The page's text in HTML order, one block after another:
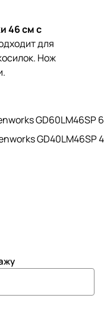
46 см с
для
Нож
GD60LM46SP
GD40LM46SP